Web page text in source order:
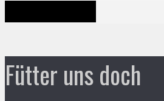
Fütter uns doch